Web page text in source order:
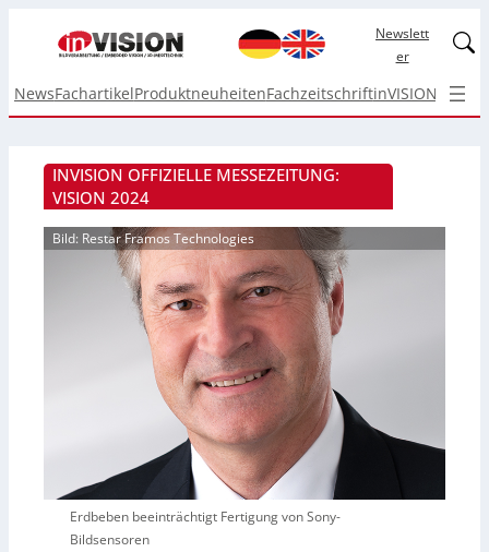
Newslett
er
NewsFachartikelProduktneuheitenFachzeitschriftinVISION Top
INVISION OFFIZIELLE MESSEZEITUNG:
VISION 2024
Bild: Restar Framos Technologies
Erdbeben beeinträchtigt Fertigung von Sony-
Bildsensoren